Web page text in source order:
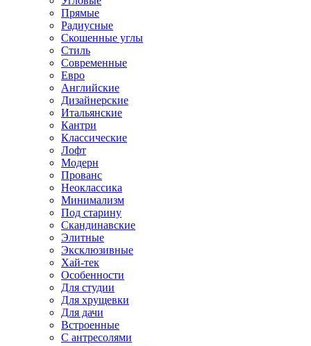
Прямые
Радиусные
Скошенные углы
Стиль
Современные
Евро
Английские
Дизайнерские
Итальянские
Кантри
Классические
Лофт
Модерн
Прованс
Неоклассика
Минимализм
Под старину
Скандинавские
Элитные
Эксклюзивные
Хай-тек
Особенности
Для студии
Для хрущевки
Для дачи
Встроенные
С антресолями